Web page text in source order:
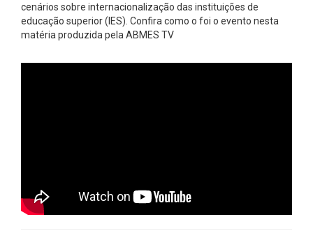
cenários sobre internacionalização das instituições de
educação superior (IES). Confira como o foi o evento nesta
matéria produzida pela ABMES TV